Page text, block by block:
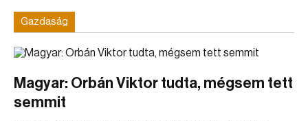
Gazdaság
Magyar: Orbán Viktor tudta, mégsem tett
semmit